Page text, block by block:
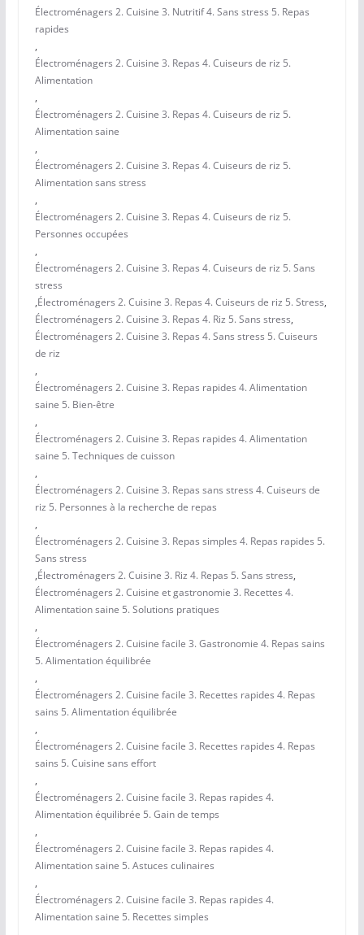
Électroménagers 2. Cuisine 3. Nutritif 4. Sans stress 5. Repas
rapides
,
Électroménagers 2. Cuisine 3. Repas 4. Cuiseurs de riz 5.
Alimentation
,
Électroménagers 2. Cuisine 3. Repas 4. Cuiseurs de riz 5.
Alimentation saine
,
Électroménagers 2. Cuisine 3. Repas 4. Cuiseurs de riz 5.
Alimentation sans stress
,
Électroménagers 2. Cuisine 3. Repas 4. Cuiseurs de riz 5.
Personnes occupées
,
Électroménagers 2. Cuisine 3. Repas 4. Cuiseurs de riz 5. Sans
stress
,Électroménagers 2. Cuisine 3. Repas 4. Cuiseurs de riz 5. Stress,
Électroménagers 2. Cuisine 3. Repas 4. Riz 5. Sans stress,
Électroménagers 2. Cuisine 3. Repas 4. Sans stress 5. Cuiseurs
de riz
,
Électroménagers 2. Cuisine 3. Repas rapides 4. Alimentation
saine 5. Bien-être
,
Électroménagers 2. Cuisine 3. Repas rapides 4. Alimentation
saine 5. Techniques de cuisson
,
Électroménagers 2. Cuisine 3. Repas sans stress 4. Cuiseurs de
riz 5. Personnes à la recherche de repas
,
Électroménagers 2. Cuisine 3. Repas simples 4. Repas rapides 5.
Sans stress
,Électroménagers 2. Cuisine 3. Riz 4. Repas 5. Sans stress,
Électroménagers 2. Cuisine et gastronomie 3. Recettes 4.
Alimentation saine 5. Solutions pratiques
,
Électroménagers 2. Cuisine facile 3. Gastronomie 4. Repas sains
5. Alimentation équilibrée
,
Électroménagers 2. Cuisine facile 3. Recettes rapides 4. Repas
sains 5. Alimentation équilibrée
,
Électroménagers 2. Cuisine facile 3. Recettes rapides 4. Repas
sains 5. Cuisine sans effort
,
Électroménagers 2. Cuisine facile 3. Repas rapides 4.
Alimentation équilibrée 5. Gain de temps
,
Électroménagers 2. Cuisine facile 3. Repas rapides 4.
Alimentation saine 5. Astuces culinaires
,
Électroménagers 2. Cuisine facile 3. Repas rapides 4.
Alimentation saine 5. Recettes simples